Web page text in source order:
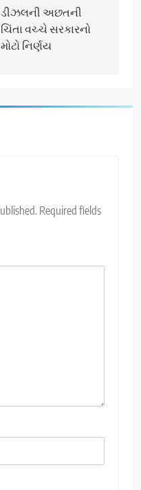
ડીઝલની અછતની
ચિંતા વચ્ચે સરકારનો
મોટો નિર્ણય
Required fields